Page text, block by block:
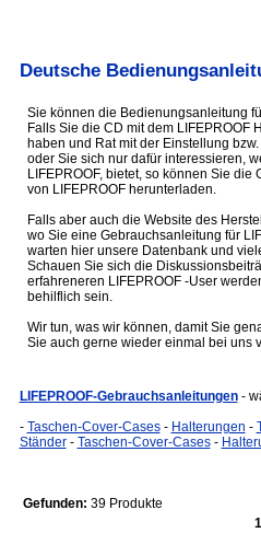
Deutsche
Sie können die Bedienungsanleitung
Falls Sie die CD mit dem
haben und Rat mit der Einstellung
oder Sie sich nur dafür interessieren,
LIFEPROOF, bietet, so können Sie
von LIFEPROOF herunterladen.
Falls aber auch die Website des
wo Sie eine Gebrauchsanleitung für
warten hier unsere Datenbank und
Schauen Sie sich die
erfahreneren LIFEPROOF -User
behilflich sein.
Wir tun, was wir können, damit Sie
Sie auch gerne wieder einmal bei uns
LIFEPROOF-Gebrauchsanleitungen -
- Taschen-Cover-Cases- Halterungen -
Ständer- Taschen-Cover-Cases-
Gefunden: 39 Produkte
1